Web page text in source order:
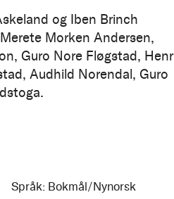
og Iben Brinch
Morken Andersen,
Guro Nore Fløgstad,
Audhild Norendal, Guro
Språk: Bokmål/Nynorsk